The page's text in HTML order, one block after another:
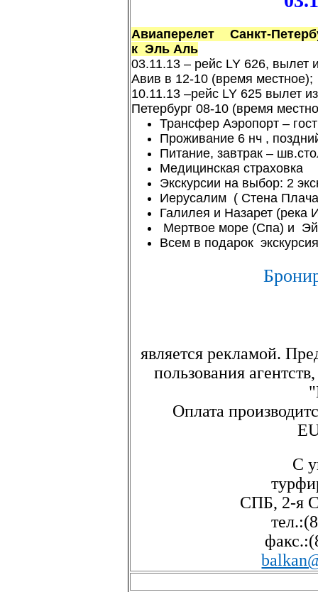
Авиаперелет Санкт-
к Эль Аль
03.11.13 – рейс LY 626, вылет
Авив в 12-10 (время местное);
10.11.13 –рейс LY 625 вылет
Петербург 08-10 (время
Трансфер Аэропорт –
Проживание 6 нч ,
Питание, завтрак –
Медицинская страховка
Экскурсии на выбор: 2
Иерусалим ( Стена
Галилея и Назарет
Мертвое море (Спа) и
Всем в подарок
является рекламой.
пользования
Оплата
С
СПБ, 2-я